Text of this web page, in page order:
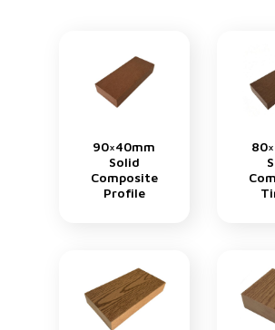
90×40mm
Solid
Composite
Profile